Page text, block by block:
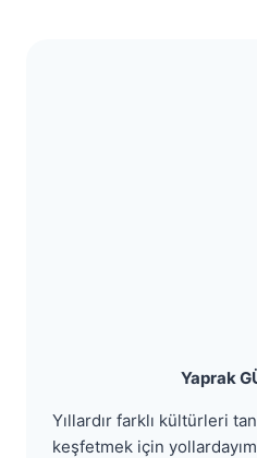
Yaprak
Yıllardır farklı kültürleri
keşfetmek için